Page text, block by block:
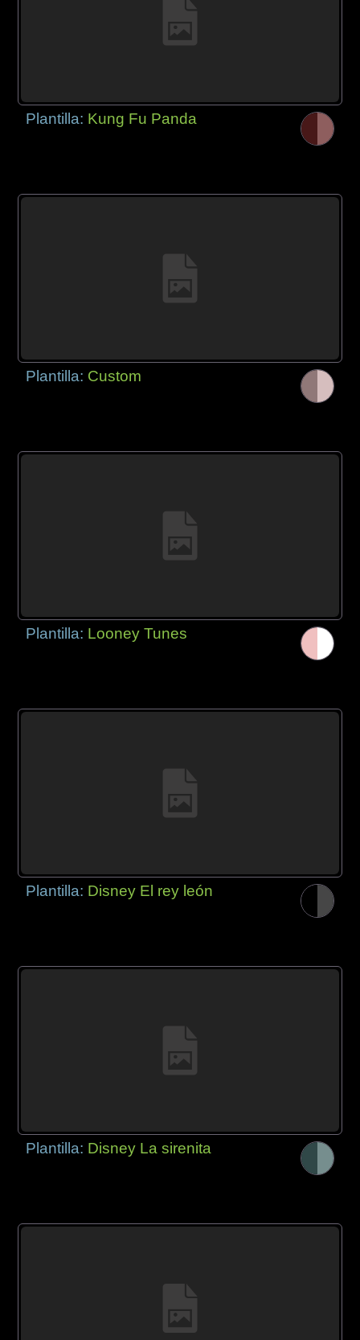
Plantilla: Kung Fu Panda
Plantilla: Custom
Plantilla: Looney Tunes
Plantilla: Disney El rey león
Plantilla: Disney La sirenita